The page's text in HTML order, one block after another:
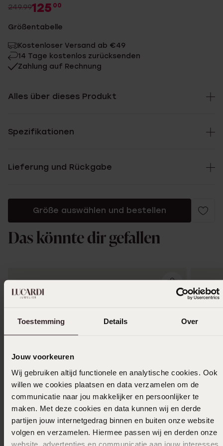
Toestemming Details Over
Jouw voorkeuren
Wij gebruiken altijd functionele en analytische cookies. Ook
willen we cookies plaatsen en data verzamelen om de
communicatie naar jou makkelijker en persoonlijker te
maken. Met deze cookies en data kunnen wij en derde
partijen jouw internetgedrag binnen en buiten onze website
volgen en verzamelen. Hiermee passen wij en derden onze
website, advertenties en communicatie aan jouw interesses
249.99125 00
Größentabelle
Kostenloser Versand ab €49
14 Tage kostenlos zurücksenden
Zahlung auf Rechnung
Alles über dieses Produkt
Spezifikationen
Lieferung und Rückgabe
Größe auswählen und bestellen
Das könnte dir gefallen
Bestseller -43%